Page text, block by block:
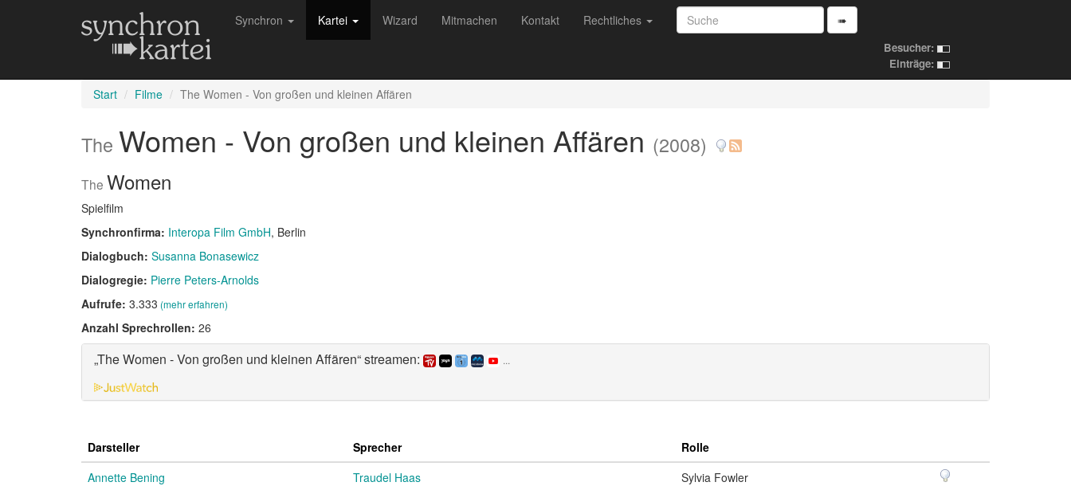
Synchron Kartei Wizard Mitmachen Kontakt Rechtliches ➠
Besucher:
Einträge:
Start Filme The Women - Von großen und kleinen Affären
The Women - Von großen und kleinen Affären (2008)
The Women
Spielfilm
Synchronfirma: Interopa Film GmbH, Berlin
Dialogbuch: Susanna Bonasewicz
Dialogregie: Pierre Peters-Arnolds
Aufrufe: 3.333 (mehr erfahren)
Anzahl Sprechrollen: 26
„The Women - Von großen und kleinen Affären“ streamen: ...
Darsteller Sprecher
Rolle
Annette Bening
Traudel Haas
Sylvia Fowler